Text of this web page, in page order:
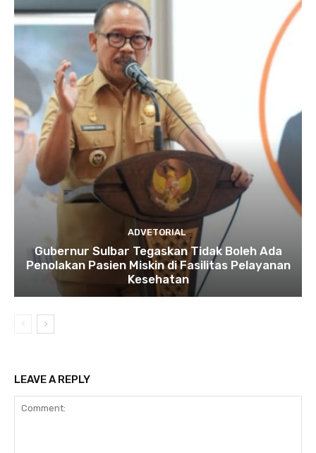
ADVETORIAL
Gubernur Sulbar Tegaskan Tidak Boleh Ada
Penolakan Pasien Miskin di Fasilitas Pelayanan
Kesehatan
LEAVE A REPLY